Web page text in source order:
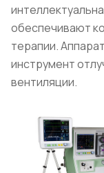
обеспечивают
терапии.
инструмент
вентиляции.